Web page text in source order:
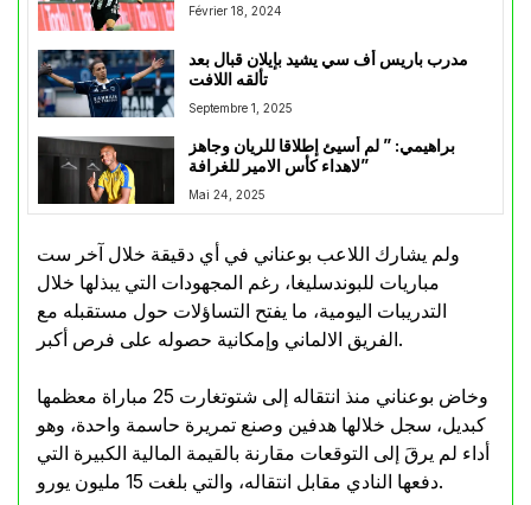
Février 18, 2024
مدرب باريس أف سي يشيد بإيلان قبال بعد
تألقه اللافت
Septembre 1, 2025
براهيمي: ” لم أسيئ إطلاقا للريان وجاهز
لاهداء كأس الامير للغرافة”
Mai 24, 2025
ولم يشارك اللاعب بوعناني في أي دقيقة خلال آخر ست
مباريات للبوندسليغا، رغم المجهودات التي يبذلها خلال
التدريبات اليومية، ما يفتح التساؤلات حول مستقبله مع
الفريق الالماني وإمكانية حصوله على فرص أكبر.
وخاض بوعناني منذ انتقاله إلى شتوتغارت 25 مباراة معظمها
كبديل، سجل خلالها هدفين وصنع تمريرة حاسمة واحدة، وهو
أداء لم يرقَ إلى التوقعات مقارنة بالقيمة المالية الكبيرة التي
دفعها النادي مقابل انتقاله، والتي بلغت 15 مليون يورو.